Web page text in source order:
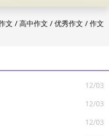
文 /高中作文 /优秀作文 /作文
12/03
12/03
12/03